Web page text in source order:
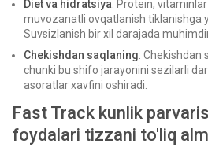
Diet va hidratsiya: Protein,
muvozanatli ovqatlanish tiklanishga
Suvsizlanish bir xil darajada
Chekishdan saqlaning: Chekishdan
chunki bu shifo jarayonini sezilarli
asoratlar xavfini oshiradi.
Fast Track kunlik
foydalari tizzani to'liq